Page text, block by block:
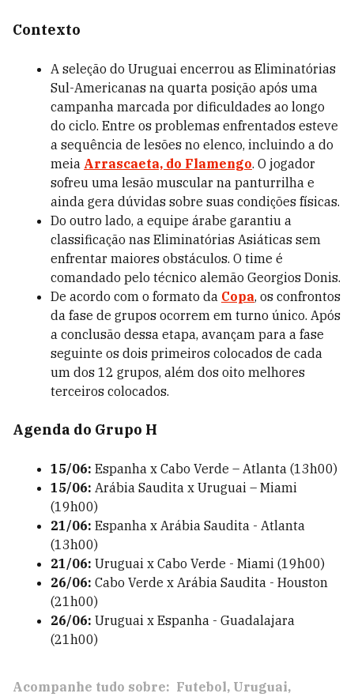
Contexto
A seleção do Uruguai encerrou as Eliminatórias
Sul-Americanas na quarta posição após uma
campanha marcada por dificuldades ao longo
do ciclo. Entre os problemas enfrentados esteve
a sequência de lesões no elenco, incluindo a do
meia Arrascaeta, do Flamengo. O jogador
sofreu uma lesão muscular na panturrilha e
ainda gera dúvidas sobre suas condições físicas.
Do outro lado, a equipe árabe garantiu a
classificação nas Eliminatórias Asiáticas sem
enfrentar maiores obstáculos. O time é
comandado pelo técnico alemão Georgios Donis.
De acordo com o formato da Copa, os confrontos
da fase de grupos ocorrem em turno único. Após
a conclusão dessa etapa, avançam para a fase
seguinte os dois primeiros colocados de cada
um dos 12 grupos, além dos oito melhores
terceiros colocados.
Agenda do Grupo H
15/06: Espanha x Cabo Verde – Atlanta (13h00)
15/06: Arábia Saudita x Uruguai – Miami
(19h00)
21/06: Espanha x Arábia Saudita - Atlanta
(13h00)
21/06: Uruguai x Cabo Verde - Miami (19h00)
26/06: Cabo Verde x Arábia Saudita - Houston
(21h00)
26/06: Uruguai x Espanha - Guadalajara
(21h00)
Acompanhe tudo sobre: Futebol Uruguai